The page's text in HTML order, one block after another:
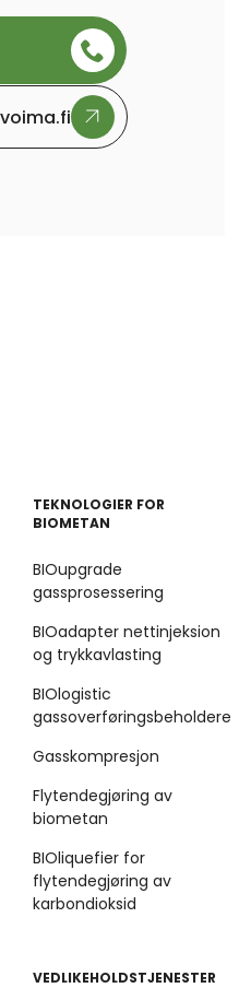
TEKNOLOGIER FOR
BIOMETAN
BIOupgrade
gassprosessering
BIOadapter nettinjeksion
og trykkavlasting
BIOlogistic
gassoverføringsbeholdere
Gasskompresjon
Flytendegjøring av
biometan
BIOliquefier for
flytendegjøring av
karbondioksid
VEDLIKEHOLDSTJENESTER